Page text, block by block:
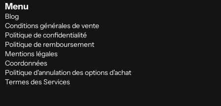
Menu
Blog
Conditions générales de vente
Politique de confidentialité
Politique de remboursement
Mentions légales
Coordonnées
Politique d'annulation des options d'achat
Termes des Services